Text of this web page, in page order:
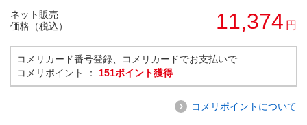
ネット販売
価格（税込）
11,374 円
コメリカード番号登録、コメリカードでお支払いで
コメリポイント ： 151ポイント獲得
コメリポイントについて